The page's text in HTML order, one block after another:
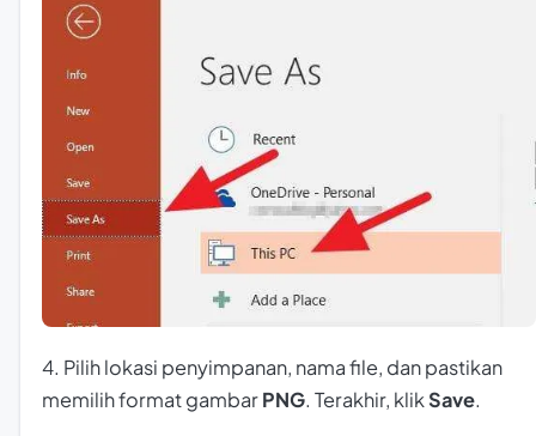
4. Pilih lokasi penyimpanan, nama file, dan pastikan
memilih format gambarPNG. Terakhir, klik Save.